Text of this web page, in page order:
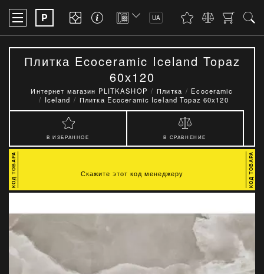
P UA
Плитка Ecoceramic Iceland Topaz
60х120
Интернет магазин PLITKASHOP Плитка
Ecoceramic
Iceland
Плитка Ecoceramic Iceland Topaz 60х120
В ИЗБРАННОЕ В СРАВНЕНИЕ
Скажите этот код менеджеру